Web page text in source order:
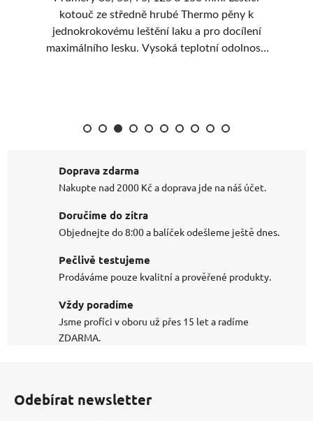
kotouč ze středně hrubé Thermo pěny k
jednokrokovému leštění laku a pro docílení
maximálního lesku. Vysoká teplotní odolnost.
Doprava zdarma
Nakupte nad 2000 Kč a doprava jde na náš účet.
Doručíme do zítra
Objednejte do 8:00 a balíček odešleme ještě dnes.
Pečlivě testujeme
Prodáváme pouze kvalitní a prověřené produkty.
Vždy poradíme
Jsme profíci v oboru už přes 15 let a radíme
ZDARMA.
Odebírat newsletter